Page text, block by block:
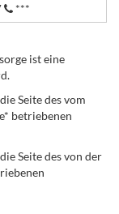
***
ist eine
Seite des vom
betriebenen
Seite des von der